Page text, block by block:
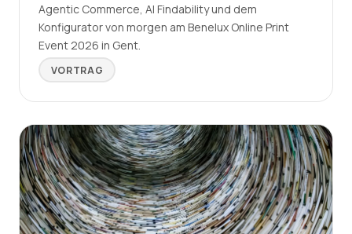
Agentic Commerce, AI Findability und dem
Konfigurator von morgen am Benelux Online Print
Event 2026 in Gent.
VORTRAG